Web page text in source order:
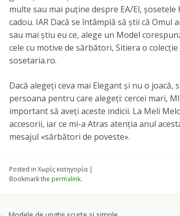
multe sau mai puține despre EA/El,
cadou. IAR Dacă se întâmplă să știi că Omul
sau mai știu eu ce, alege un Model
cele cu motive de sărbători, Sitiera o
sosetaria.ro.
Dacă alegeți ceva mai Elegant și nu o
persoana pentru care alegeți: cercei mari,
important să aveți aceste indicii. La Meli
accesorii, iar ce mi-a Atras atenția anul
mesajul «sărbători de poveste».
Posted in Χωρίς κατηγορία |
Bookmark the permalink.